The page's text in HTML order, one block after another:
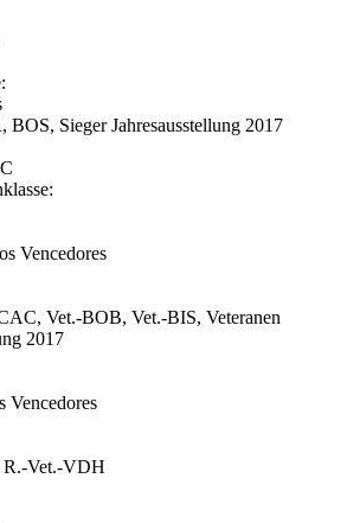
Sieger Jahresausstellung 2017
Vencedores
Vet.-BOB, Vet.-BIS, Veteranen
2017
Vencedores
R.-Vet.-VDH